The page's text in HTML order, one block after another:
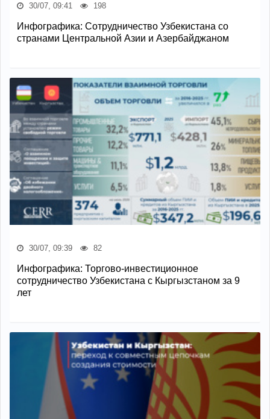
30/07, 09:41 198
Инфографика: Сотрудничество Узбекистана со
странами Центральной Азии и Азербайджаном
30/07, 09:39 82
Инфографика: Торгово-инвестиционное
сотрудничество Узбекистана с Кыргызстаном за 9
лет